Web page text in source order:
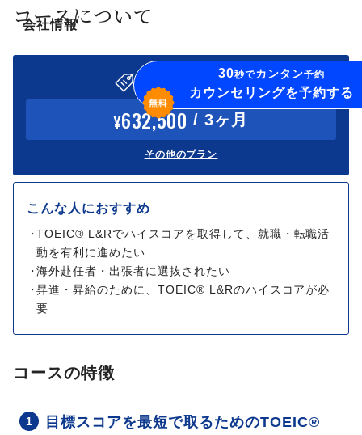
英語学習習慣化の３ステップ
一般教育訓練給付制度
卒業生向け継続コース
会社情報
PROGRIT FOR ENTERPRISE
PROGRIT MEDIA
SHADOTEN
DiaTalk
30秒でカンタン予約
カウンセリングを予約する
コースについて
おすすめプラン
¥632,500 / 3ヶ月
その他のプラン
こんな人におすすめ
TOEIC® L&Rでハイスコアを取得して、就職・転職活
動を有利に進めたい
海外赴任者・出張者に選抜されたい
昇進・昇給のために、TOEIC® L&Rのハイスコアが必
要
コースの特徴
目標スコアを最短で取るためのTOEIC®